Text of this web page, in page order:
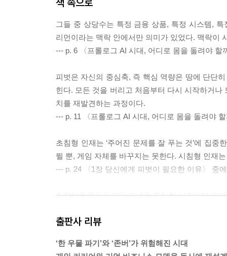
그들 중 상당수는 특정 금융 상품, 특정 시스템,
리먼이라는 맥락 안에서만 의미가 있었다. 맥락이
--- p. 6 〈프롤로그 AI 시대, 어디로 몸을 돌려야 할
피벗은 자신의 중심축, 즉 핵심 역량은 땅에 단단
힌다. 모든 것을 버리고 처음부터 다시 시작하거
치를 재발견하는 과정이다.
--- p. 11 〈프롤로그 AI 시대, 어디로 몸을 돌려야
초침형 인재는 ‘주어진 문제를 잘 푸는 것’에 집
뛸 뿐, 게임 자체를 바꾸지는 못한다. 시침형 인재
--- p. 24 〈1장 당신에게 피벗이 필요한 이유〉 중
직장인들에게 일요일 저녁은 잔인한 시간이다. “
음을 알리는 요란한 경고음이다.
출판사 리뷰
‘한 우물 파기’와 ‘존버’가 위험해진 시대